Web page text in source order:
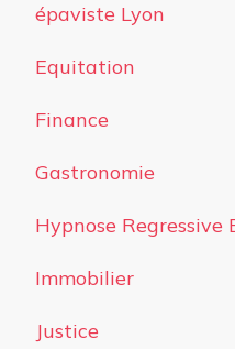
épaviste Lyon
Equitation
Finance
Gastronomie
Hypnose Regressive
Immobilier
Justice